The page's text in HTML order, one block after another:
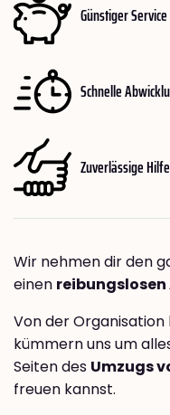
Günstiger Service
Schnelle
Zuverlässige Hilfe
Wir nehmen dir den
einen
Von der
kümmern uns um
Seiten des Umzugs
freuen kannst.